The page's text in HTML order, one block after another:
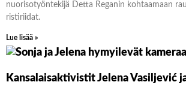
nuorisotyöntekijä Detta Reganin kohtaamaan
ristiriidat.
Lue lisää »
Kansalaisaktivistit Jelena Vasiljević